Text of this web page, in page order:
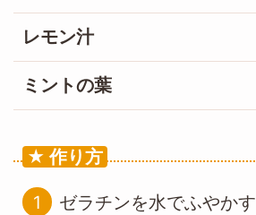
レモン汁
ミントの葉
作り方
ゼラチンを水でふやかす